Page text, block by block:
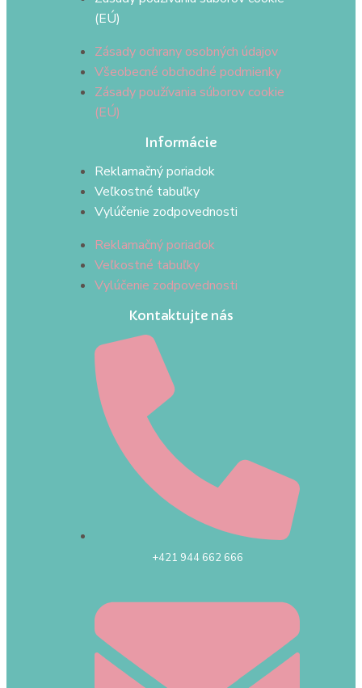
(EÚ)
Zásady ochrany osobných údajov
Všeobecné obchodné podmienky
Zásady používania súborov cookie
(EÚ)
Informácie
Reklamačný poriadok
Veľkostné tabuľky
Vylúčenie zodpovednosti
Reklamačný poriadok
Veľkostné tabuľky
Vylúčenie zodpovednosti
Kontaktujte nás
+421 944 662 666